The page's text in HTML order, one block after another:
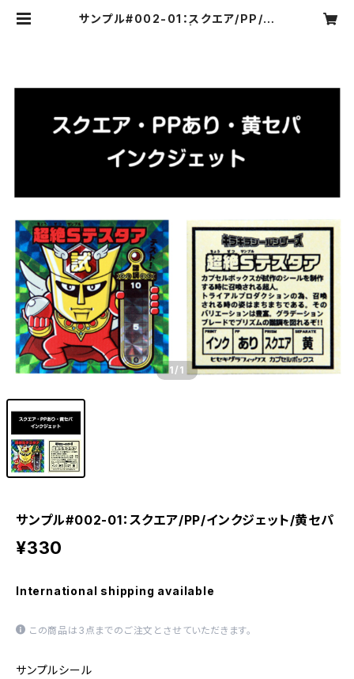
サンプル#002-01：スクエア/PP/イ
1 /1
サンプル#002-01：スクエア/PP/インクジェット/黄セパ
¥330
International shipping available
この商品は3点までのご注文とさせていただきます。
サンプルシール